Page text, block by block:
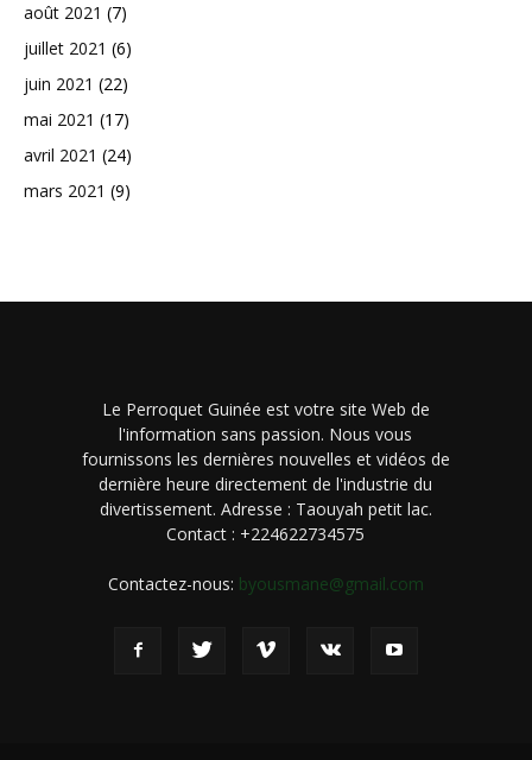
août 2021 (7)
juillet 2021 (6)
juin 2021 (22)
mai 2021 (17)
avril 2021 (24)
mars 2021 (9)
Le Perroquet Guinée est votre site Web de
l'information sans passion. Nous vous
fournissons les dernières nouvelles et vidéos de
dernière heure directement de l'industrie du
divertissement. Adresse : Taouyah petit lac.
Contact : +224622734575
Contactez-nous: byousmane@gmail.com